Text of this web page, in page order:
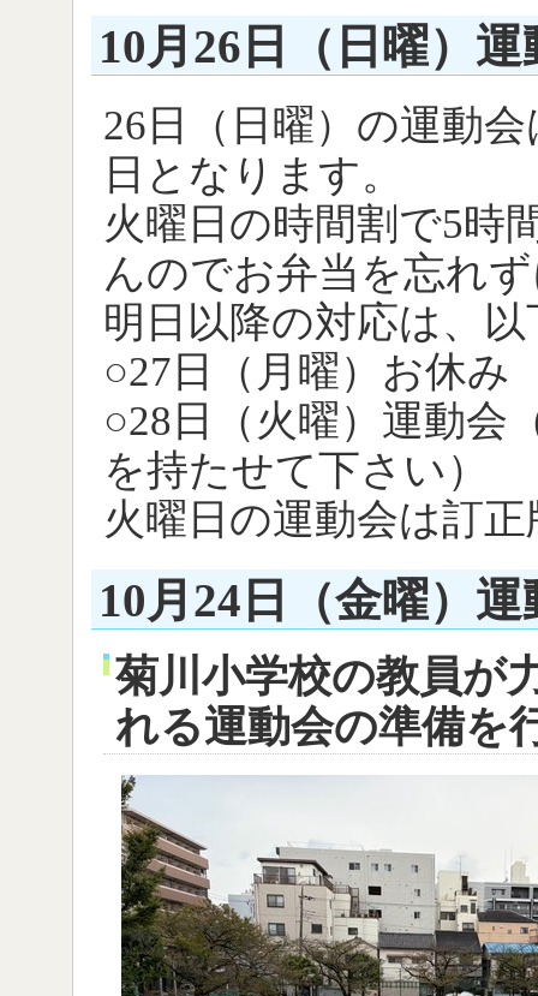
10月26日（日曜）
26日（日曜）の運動
日となります。
火曜日の時間割で5時
んのでお弁当を忘れ
明日以降の対応は、
○27日（月曜）お休み
○28日（火曜）運動会
を持たせて下さい）
火曜日の運動会は訂
10月24日（金曜）
菊川小学校の教員が
れる運動会の準備を